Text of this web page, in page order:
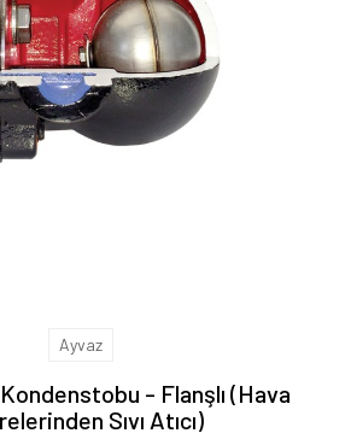
Ayvaz
- Flanşlı (Hava
Sıvı Atıcı)